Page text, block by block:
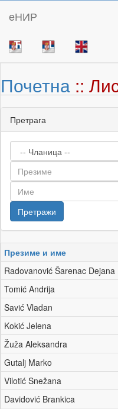
eНИР
Почетна ::
Претрага
Презиме и име
Radovanović Šarenac Dejana
Tomić Andrija
Savić Vladan
Kokić Jelena
Žuža Aleksandra
Gutalj Marko
Vilotić Snežana
Davidović Brankica